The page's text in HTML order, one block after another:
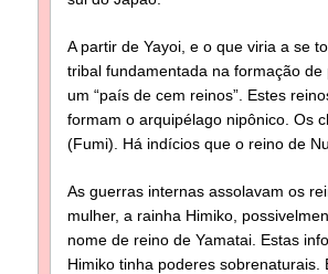
A partir de Yayoi, e o que viria a se
tribal fundamentada na formação
um “país de cem reinos”. Estes
formam o arquipélago nipônico. Os
(Fumi). Há indícios que o reino de
As guerras internas assolavam os
mulher, a rainha Himiko,
nome de reino de Yamatai. Estas
Himiko tinha poderes